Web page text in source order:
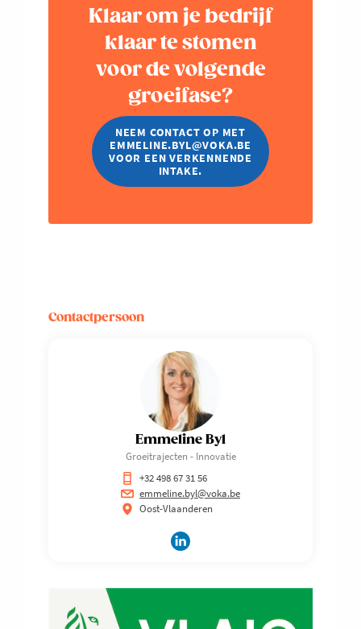
Klaar om je bedrijf
klaar te stomen
voor de volgende
groeifase?
NEEM CONTACT OP MET
EMMELINE.BYL@VOKA.BE
VOOR EEN VERKENNENDE
INTAKE.
Contactpersoon
Emmeline Byl
Groeitrajecten - Innovatie
+32 498 67 31 56
emmeline.byl@voka.be
Oost-Vlaanderen